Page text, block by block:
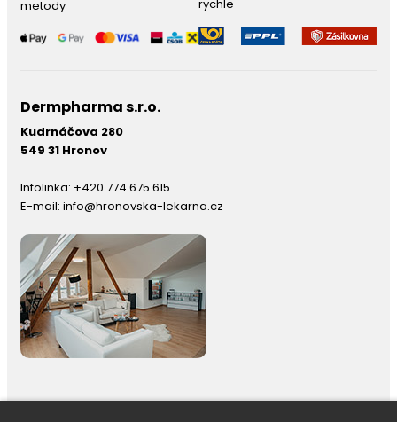
metody rychle
Dermpharma s.r.o.
Kudrnáčova 280
549 31 Hronov
Infolinka: +420 774 675 615
E-mail: info@hronovska-lekarna.cz